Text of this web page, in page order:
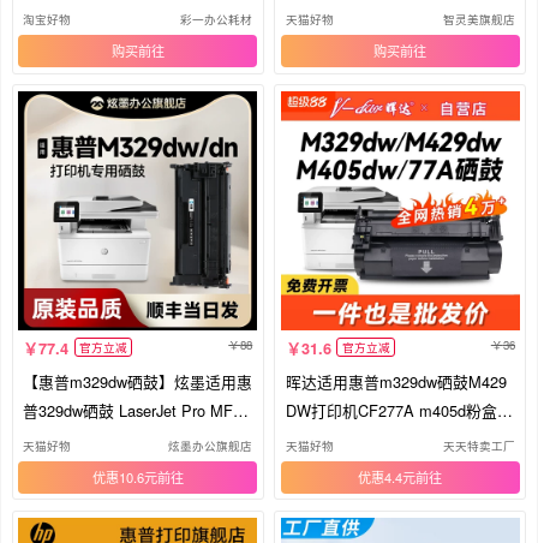
f277a
淘宝好物 彩一办公耗材
购买
M305d M405d/dn M407dn M431f
M430f打印机墨粉碳粉
天猫好物 智灵美旗舰店
购买
77.4 官方立减 88
【惠普m329dw硒鼓】炫墨适用惠
普329dw硒鼓 LaserJet Pro MFP
M329dn激光打印机碳粉盒 CF27
7A墨盒 77A晒鼓粉
天猫好物 炫墨办公旗舰店
优惠10.6元
31.6 官方立减 36
晖达适用惠普m329dw硒鼓M429
DW打印机CF277A m405d粉盒M
405dw m305d墨盒m429fdw/fdn
HP77A M431F芯片m407dn
天猫好物 天天特卖工厂
优惠4.4元